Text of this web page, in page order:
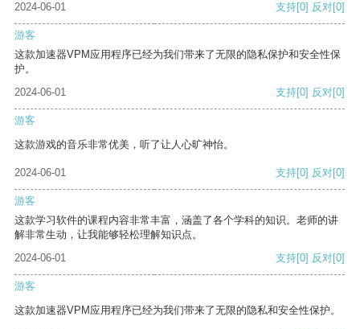
2024-06-01 支持[0] 反对[0]
游客
这款加速器VPM应用程序已经为我们带来了无限的隐私保护和安全性保
护。
2024-06-01
支持[0] 反对[0]
游客
这款游戏的音乐非常优美，听了让人心旷神怡。
2024-06-01 支持[0] 反对[0]
游客
这款学习软件的课程内容非常丰富，涵盖了各个学科的知识。老师的讲
解非常生动，让我能够轻松理解知识点。
2024-06-01
支持[0] 反对[0]
游客
这款加速器VPM应用程序已经为我们带来了无限的隐私和安全性保护。